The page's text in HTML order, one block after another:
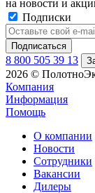
на новости и
Подписки
8 800 505 39 13
2026 ©
Компания
Информация
Помощь
О компании
Новости
Сотрудники
Вакансии
Дилеры